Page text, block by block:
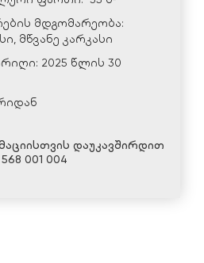
მდგომარეობა:
მწვანე კარკასი
ტექნიკით
2025 წლის 30
დაუკავშირდით
001 004